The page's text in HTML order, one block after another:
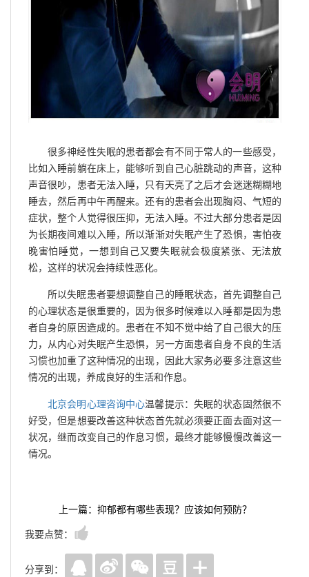
很多神经性失眠的患者都会有不同于常人的一些感受，
比如入睡前躺在床上，能够听到自己心脏跳动的声音，这种
声音很吵，患者无法入睡，只有天亮了之后才会迷迷糊糊地
睡去，然后再中午再醒来。还有的患者会出现胸闷、气短的
症状，整个人觉得很压抑，无法入睡。不过大部分患者是因
为长期夜间难以入睡，所以渐渐对失眠产生了恐惧，害怕夜
晚害怕睡觉，一想到自己又要失眠就会极度紧张、无法放
松，这样的状况会持续性恶化。
所以失眠患者要想调整自己的睡眠状态，首先调整自己
的心理状态是很重要的，因为很多时候难以入睡都是因为患
者自身的原因造成的。患者在不知不觉中给了自己很大的压
力，从内心对失眠产生恐惧，另一方面患者自身不良的生活
习惯也加重了这种情况的出现，因此大家务必要多注意这些
情况的出现，养成良好的生活和作息。
北京会明心理咨询中心温馨提示：失眠的状态固然很不
好受，但是想要改善这种状态首先就必须要正面去面对这一
状况，继而改变自己的作息习惯，最终才能够慢慢改善这一
情况。
上一篇：抑郁都有哪些表现？应该如何预防？
我要点赞：
分享到：